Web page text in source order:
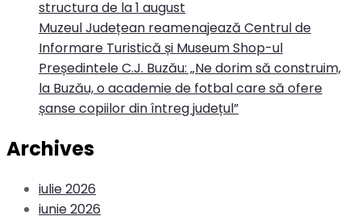
structura de la 1 august
Muzeul Județean reamenajează Centrul de
Informare Turistică și Museum Shop-ul
Președintele C.J. Buzău: „Ne dorim să construim,
la Buzău, o academie de fotbal care să ofere
șanse copiilor din întreg județul”
Archives
iulie 2026
iunie 2026